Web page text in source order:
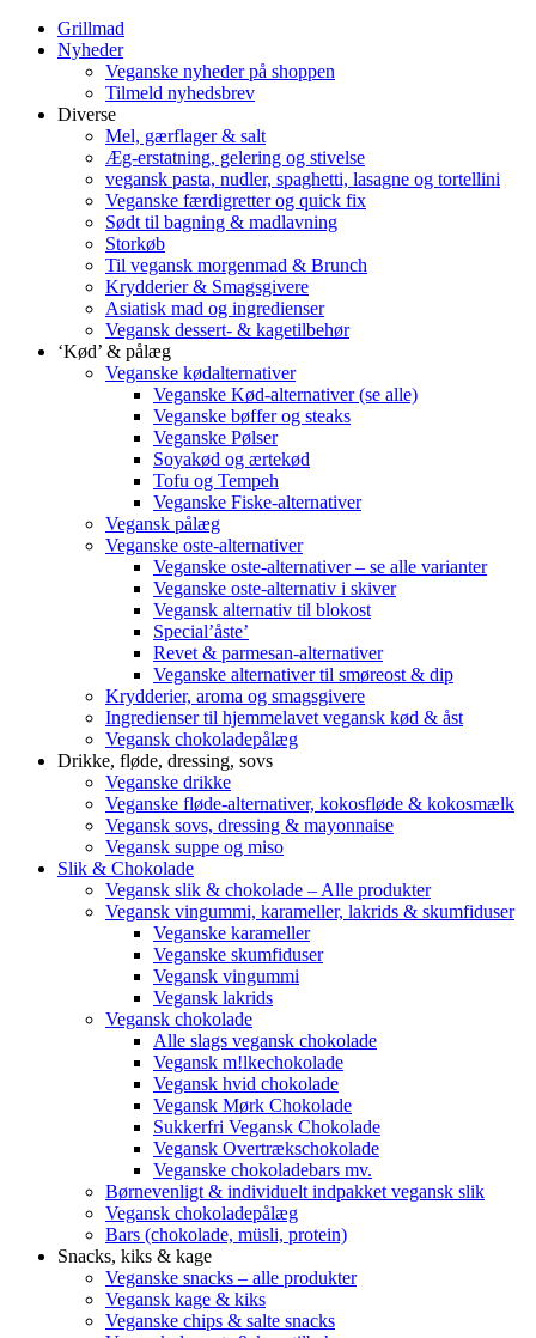
Grillmad
Nyheder
Veganske nyheder på shoppen
Tilmeld nyhedsbrev
Diverse
Mel, gærflager & salt
Æg-erstatning, gelering og stivelse
vegansk pasta, nudler, spaghetti, lasagne og tortellini
Veganske færdigretter og quick fix
Sødt til bagning & madlavning
Storkøb
Til vegansk morgenmad & Brunch
Krydderier & Smagsgivere
Asiatisk mad og ingredienser
Vegansk dessert- & kagetilbehør
‘Kød’ & pålæg
Veganske kødalternativer
Veganske Kød-alternativer (se alle)
Veganske bøffer og steaks
Veganske Pølser
Soyakød og ærtekød
Tofu og Tempeh
Veganske Fiske-alternativer
Vegansk pålæg
Veganske oste-alternativer
Veganske oste-alternativer – se alle varianter
Veganske oste-alternativ i skiver
Vegansk alternativ til blokost
Special’åste’
Revet & parmesan-alternativer
Veganske alternativer til smøreost & dip
Krydderier, aroma og smagsgivere
Ingredienser til hjemmelavet vegansk kød & åst
Vegansk chokoladepålæg
Drikke, fløde, dressing, sovs
Veganske drikke
Veganske fløde-alternativer, kokosfløde & kokosmælk
Vegansk sovs, dressing & mayonnaise
Vegansk suppe og miso
Slik & Chokolade
Vegansk slik & chokolade – Alle produkter
Vegansk vingummi, karameller, lakrids & skumfiduser
Veganske karameller
Veganske skumfiduser
Vegansk vingummi
Vegansk lakrids
Vegansk chokolade
Alle slags vegansk chokolade
Vegansk m!lkechokolade
Vegansk hvid chokolade
Vegansk Mørk Chokolade
Sukkerfri Vegansk Chokolade
Vegansk Overtrækschokolade
Veganske chokoladebars mv.
Børnevenligt & individuelt indpakket vegansk slik
Vegansk chokoladepålæg
Bars (chokolade, müsli, protein)
Snacks, kiks & kage
Veganske snacks – alle produkter
Vegansk kage & kiks
Veganske chips & salte snacks